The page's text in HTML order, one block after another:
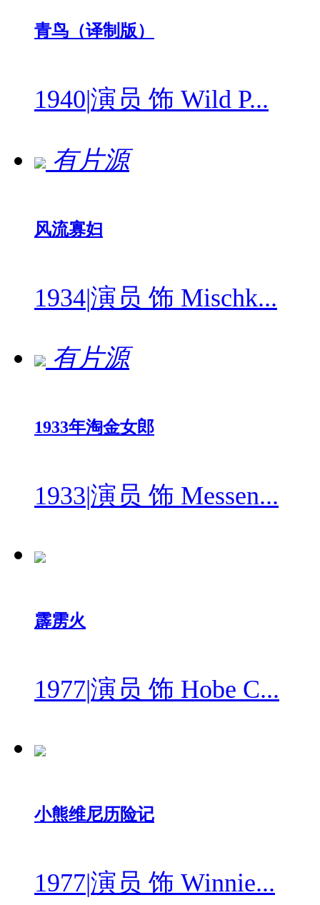
青鸟（译制版）
1940|演员 饰 Wild P...
有片源
风流寡妇
1934|演员 饰 Mischk...
有片源
1933年淘金女郎
1933|演员 饰 Messen...
霹雳火
1977|演员 饰 Hobe C...
小熊维尼历险记
1977|演员 饰 Winnie...